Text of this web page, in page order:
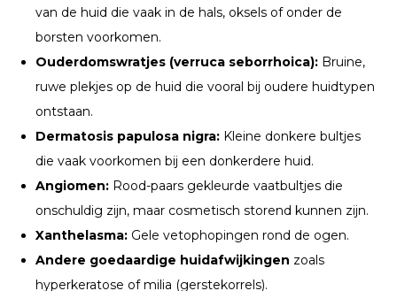
van de huid die vaak in de hals, oksels of onder de
borsten voorkomen.
Ouderdomswratjes (verruca seborrhoica): Bruine,
ruwe plekjes op de huid die vooral bij oudere huidtypen
ontstaan.
Dermatosis papulosa nigra: Kleine donkere bultjes
die vaak voorkomen bij een donkerdere huid.
Angiomen: Rood-paars gekleurde vaatbultjes die
onschuldig zijn, maar cosmetisch storend kunnen zijn.
Xanthelasma: Gele vetophopingen rond de ogen.
Andere goedaardige huidafwijkingen zoals
hyperkeratose of milia (gerstekorrels).